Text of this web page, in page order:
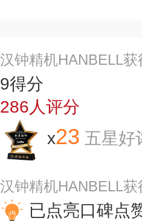
汉钟精机HANBELL
9得分
286人评分
x23 五星好
汉钟精机HANBELL
已点亮口碑点